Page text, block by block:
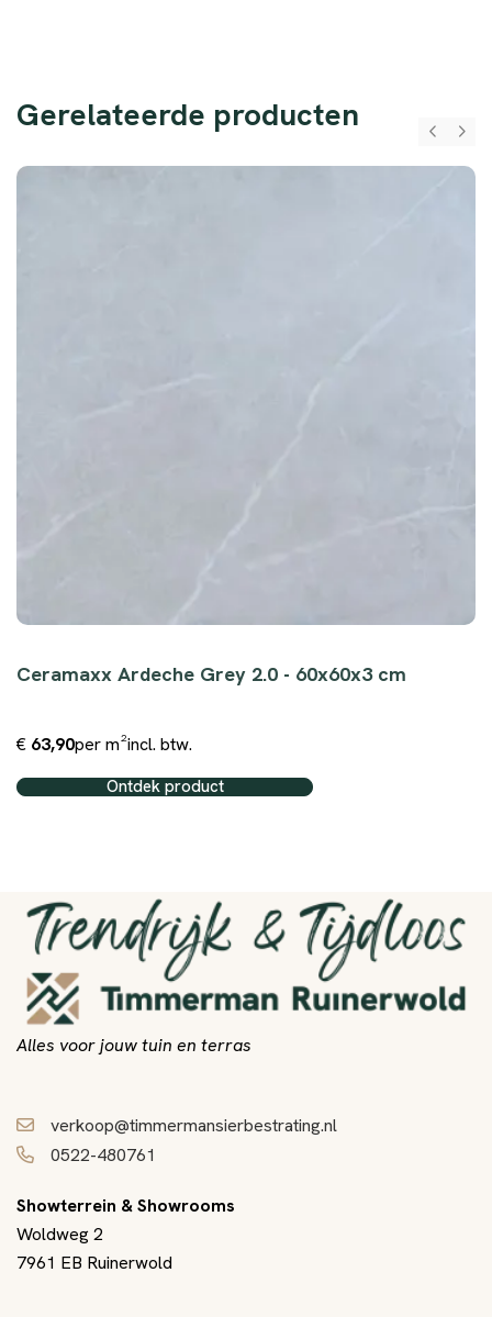
Gerelateerde producten
Ceramaxx Ardeche Grey 2.0 - 60x60x3 cm
€ 63,90per m²incl. btw.
Ontdek product
Alles voor jouw tuin en terras
verkoop@timmermansierbestrating.nl
0522-480761
Showterrein & Showrooms
Woldweg 2
7961 EB Ruinerwold